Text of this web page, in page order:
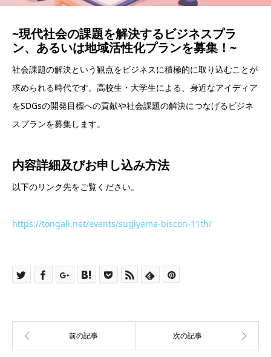
~現代社会の課題を解決するビジネスプラ
ン、あるいは地域活性化プランを募集！~
社会課題の解決という観点をビジネスに積極的に取り込むことが
求められる時代です。高校生・大学生による、身近なアイディア
をSDGsの開発目標への貢献や社会課題の解決につなげるビジネ
スプランを募集します。
内容詳細及びお申し込み方法
以下のリンク先をご覧ください。
https://tongali.net/events/sugiyama-biscon-11th/